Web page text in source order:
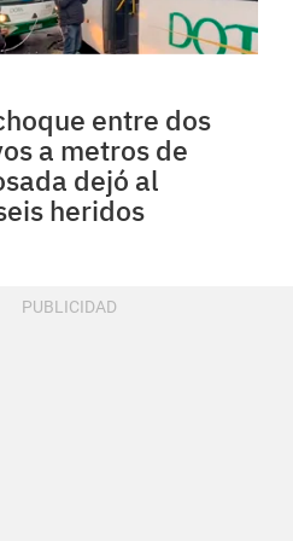
entre dos
a metros de
dejó al
heridos